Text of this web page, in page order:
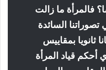
فالمرأة ما زالت
السائدة
ثانويا بمقاييس
أحكم قياد المرأة